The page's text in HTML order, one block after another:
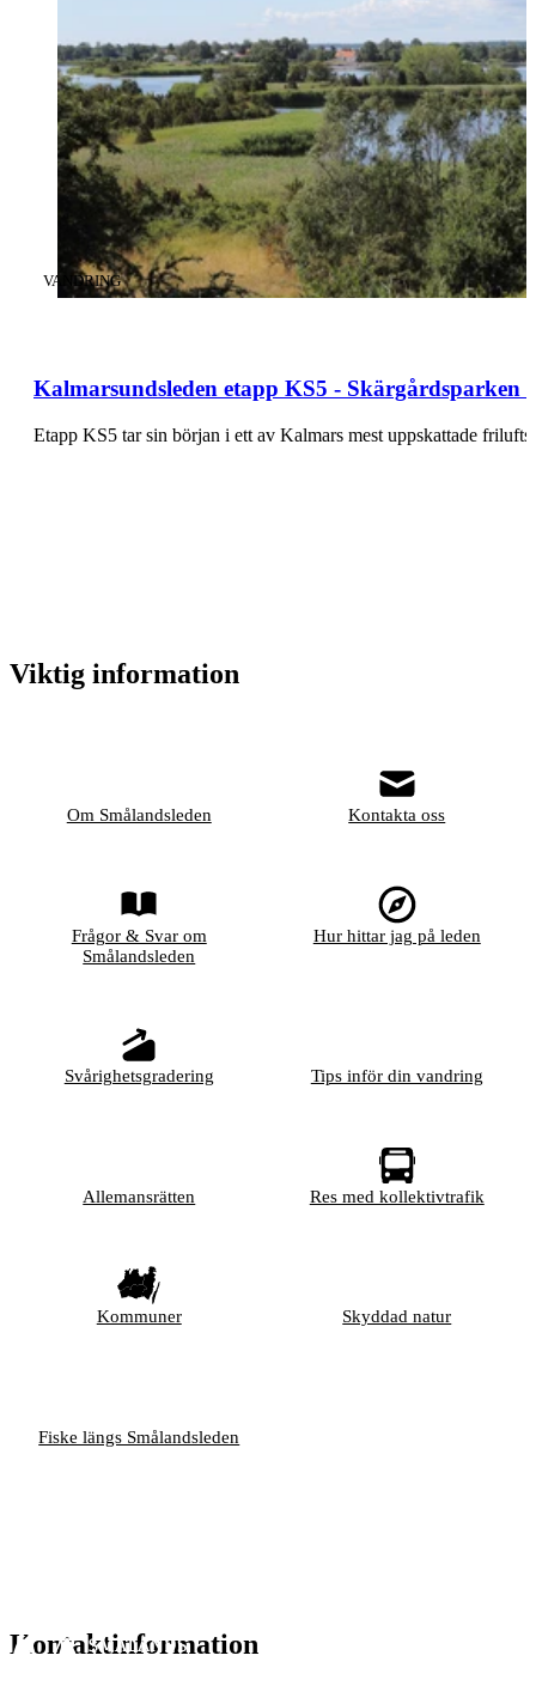
Kalmarsundsleden etapp KS5 - Skärgårdsparken
KATEGORI:
VANDRING
Etapp KS5 tar sin början i ett av Kalmars mest uppskattade
Viktig information
Om Smålandsleden Kontakta oss
Frågor & Svar om
Smålandsleden
Hur hittar jag på leden
Svårighetsgradering Tips inför din vandring
Allemansrätten Res med kollektivtrafik
Kommuner Skyddad natur
Fiske längs Smålandsleden
Kontaktinformation